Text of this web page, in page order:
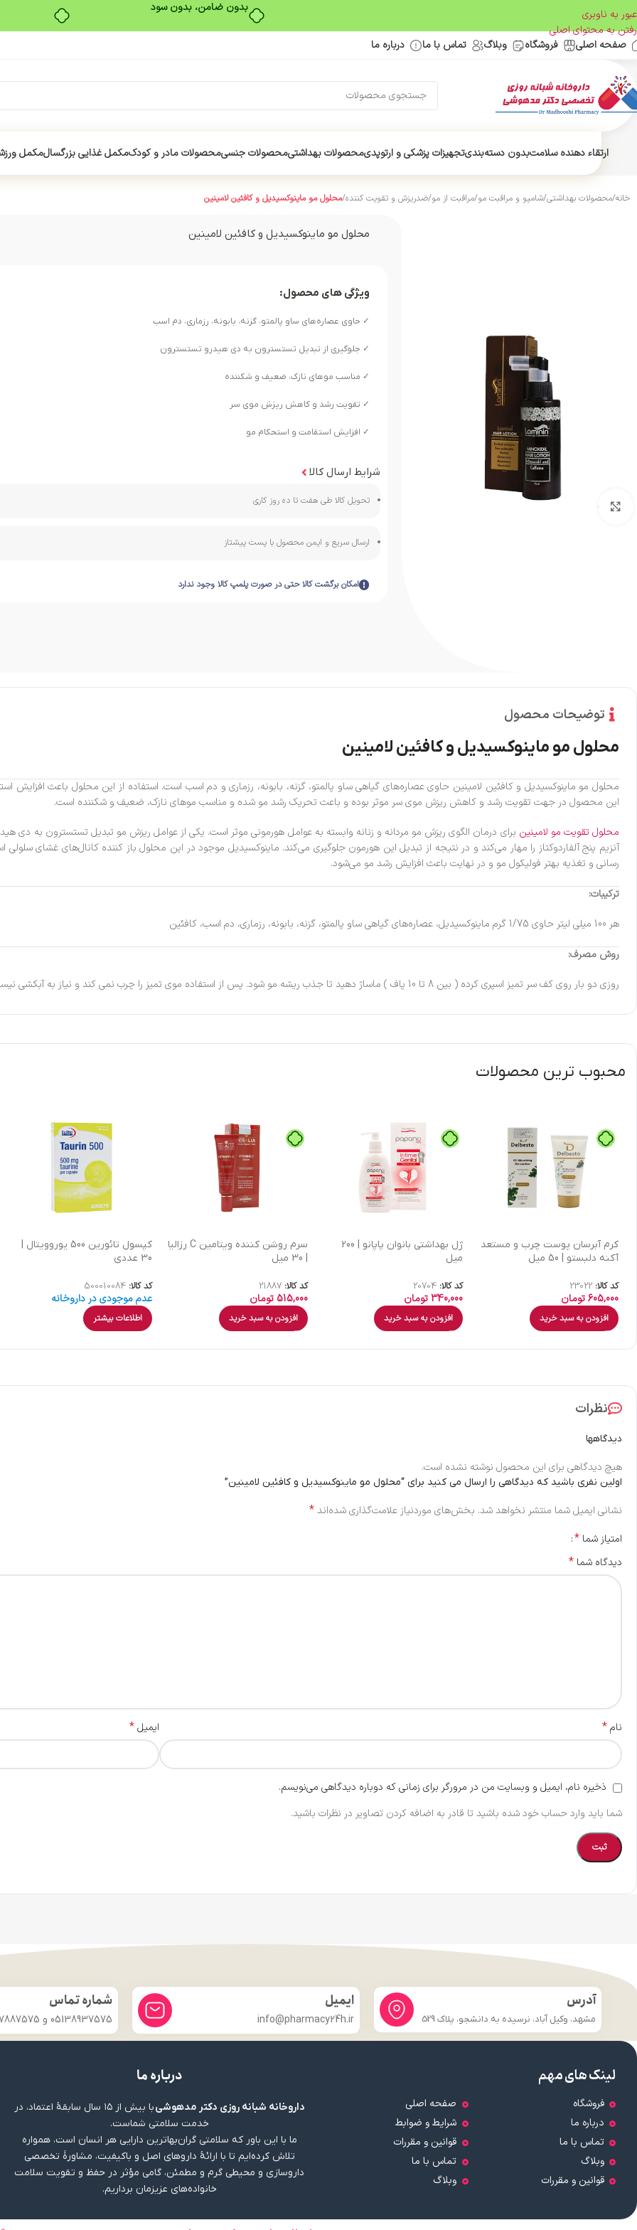
بدون ضامن، بدون سود
عبور به ناوبری
رفتن به محتوای اصلی
صفحه اصلی
فروشگاه وبلاگ تماس با ما درباره ما
ارتقاء دهنده سلامتبدون دسته‌بندیتجهیزات پزشکی و ارتوپدیمحصولات بهداشتیمحصولات جنسیمحصولات مادر و کودکمکمل غذایی بزرگسالمکمل
خانه/محصولات بهداشتی/شامپو و مراقبت مو/مراقبت از مو/ضدریزش و تقویت کننده/محلول مو ماینوکسیدیل و کافئین لامینین
محلول مو ماینوکسیدیل و کافئین لامینین
ویژگی های محصول:
✓ حاوی عصاره‌های ساو پالمتو، گزنه، بابونه، رزماری، دم اسب
✓ جلوگیری از تبدیل تستسترون به دی هیدرو تستسترون
✓ مناسب موهای نازک، ضعیف و شکننده
✓ تقویت رشد و کاهش ریزش موی سر
✓ افزایش استقامت و استحکام مو
شرایط ارسال کالا
تحویل کالا طی هفت تا ده روز کاری
ارسال سریع و ایمن محصول با پست پیشتاز
امکان برگشت کالا حتی در صورت پلمپ کالا وجود ندارد
توضیحات محصول
محلول مو ماینوکسیدیل و کافئین لامینین
محلول مو ماینوکسیدیل و کافئین لامینین حاوی عصاره‌های گیاهی ساو پالمتو، گزنه، بابونه، رزماری و دم اسب است. استفاده از این محلول باعث
این محصول در جهت تقویت رشد و کاهش ریزش موی سر موثر بوده و باعث تحریک رشد مو شده و مناسب موهای نازک، ضعیف و شکننده است.
محلول تقویت مو لامینین برای درمان الگوی ریزش مو مردانه و زنانه وابسته به عوامل هورمونی موثر است. یکی از عوامل ریزش مو تبدیل تستسترون به دی
آنزیم پنج آلفاردوکتاز را مهار می‌کند و در نتیجه از تبدیل این هورمون جلوگیری می‌کند. ماینوکسیدیل موجود در این محلول باز کننده کانال‌های غشای
رسانی و تغذیه بهتر فولیکول مو و در نهایت باعث افزایش رشد مو می‌شود.
ترکیبات:
هر 100 میلی لیتر حاوی 1/75 گرم ماینوکسیدیل، عصاره‌های گیاهی ساو پالمتو، گزنه، بابونه، رزماری، دم اسب، کافئین
روش مصرف:
روزی دو بار روی کف سر تمیز اسپری کرده ( بین 8 تا 10 پاف ) ماساژ دهید تا جذب ریشه مو شود. پس از استفاده موی تمیز را چرب نمی کند و نیاز به آبکشی نیست.
محبوب ترین محصولات
كرم آبرسان پوست چرب و مستعد
آکنه دلبستو | 50 میل
کد کالا: 23022
605,000تومان
افزودن به سبد خرید
ژل بهداشتی بانوان پاپانو | 200
میل
کد کالا: 20704
340,000 تومان
افزودن به سبد خرید
سرم روشن کننده ویتامین C رزالیا
| 30 میل
کد کالا:21887
515,000 تومان
افزودن به سبد خرید
کپسول تائورین 500 یوروویتال |
30 عددی
کد کالا: 500010084
عدم موجودی در داروخانه
اطلاعات بیشتر
نظرات
دیدگاهها
هیچ دیدگاهی برای این محصول نوشته نشده است.
اولین نفری باشید که دیدگاهی را ارسال می کنید برای “محلول مو ماینوکسیدیل و کافئین لامینین”
نشانی ایمیل شما منتشر نخواهد شد. بخش‌های موردنیاز علامت‌گذاری شده‌اند*
امتیاز شما *
دیدگاه شما *
نام* ایمیل*
ذخیره نام، ایمیل و وبسایت من در مرورگر برای زمانی که دوباره دیدگاهی می‌نویسم.
شما باید وارد حساب خود شده باشید تا قادر به اضافه کردن تصاویر در نظرات باشید.
آدرس
مشهد، وکیل آباد، نرسیده به دانشجو، پلاک 529
ایمیل
info@pharmacy24h.ir
شماره تماس
05138937575 و 09357887575
لینک های مهم
فروشگاه
درباره ما
تماس با ما
وبلاگ
قوانین و مقررات
صفحه اصلی
شرایط و ضوابط
قوانین و مقررات
تماس با ما
وبلاگ
درباره ما
داروخانه شبانه روزی دکتر مدهوشی
با بیش از ۱۵ سال سابقهٔ اعتماد، در
خدمت سلامتی شماست.
ما با این باور که سلامتی گران‌بهاترین دارایی هر انسان است، همواره
تلاش کرده‌ایم تا با ارائهٔ داروهای اصل و باکیفیت، مشاورهٔ تخصصی
داروسازی و محیطی گرم و مطمئن، گامی مؤثر در حفظ و تقویت سلامت
خانواده‌های عزیزمان برداریم.